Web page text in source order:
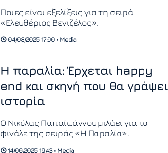
Ποιες είναι εξελίξεις για τη σειρά
«Ελευθέριος Βενιζέλος».
04/08/2025 17:00 • Media
Η παραλία: Έρχεται happy
end και σκηνή που θα γράψει
ιστορία
Ο Νικόλας Παπαίωάννου μιλάει για το
φινάλε της σειράς «Η Παραλία».
14/06/2025 19:43 • Media